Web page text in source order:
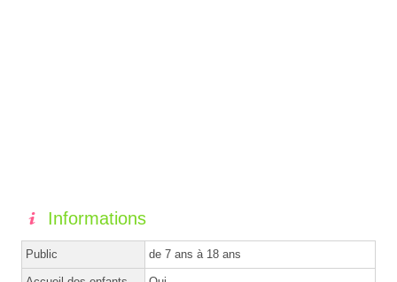
Informations
Public de 7 ans à 18 ans